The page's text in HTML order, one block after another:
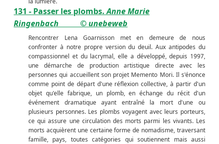
131 - Passer les plombs.Anne Marie
Ringenbach © unebeweb
Rencontrer Lena Goarnisson met en demeure de nous
confronter à notre propre version du deuil. Aux antipodes du
compassionnel et du lacrymal, elle a développé, depuis 1997,
une démarche de production artistique directe avec les
personnes qui accueillent son projet Memento Mori. Il s'énonce
comme point de départ d'une réflexion collective, à partir d'un
objet qu'elle fabrique, un plomb, en échange du récit d'un
événement dramatique ayant entraîné la mort d'une ou
plusieurs personnes. Les plombs voyagent avec leurs porteurs,
ce qui assure une circulation des morts parmi les vivants. Les
morts acquièrent une certaine forme de nomadisme, traversant
famille, pays, toutes catégories qui soutiennent mais aussi